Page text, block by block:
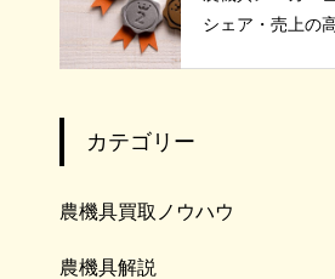
シェア・売上の
カテゴリー
農機具買取ノウハウ
農機具解説